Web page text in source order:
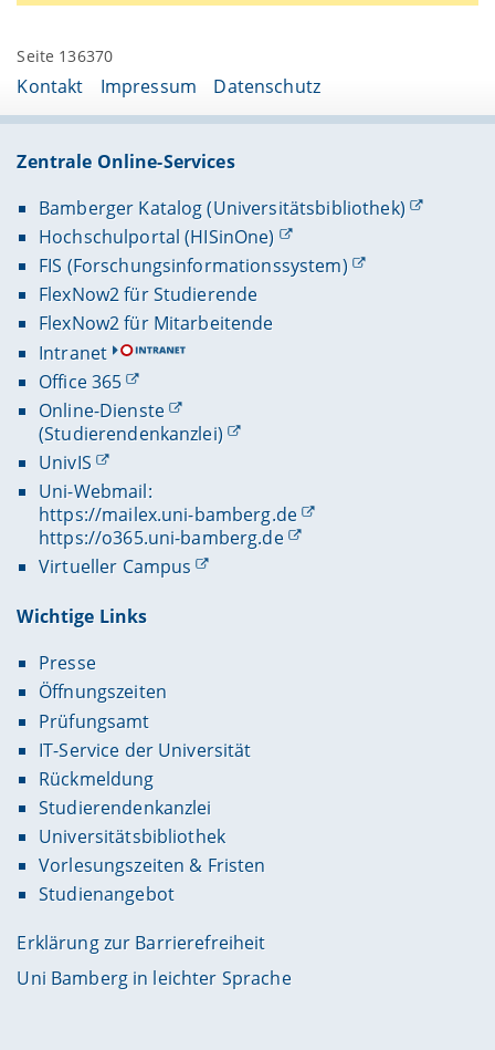
Seite 136370
Kontakt Impressum Datenschutz
Zentrale Online-Services
Bamberger Katalog (Universitätsbibliothek)
Hochschulportal (HISinOne)
FIS (Forschungsinformationssystem)
FlexNow2 für Studierende
FlexNow2 für Mitarbeitende
Intranet
Office 365
Online-Dienste
(Studierendenkanzlei)
UnivIS
Uni-Webmail:
https://mailex.uni-bamberg.de
https://o365.uni-bamberg.de
Virtueller Campus
Wichtige Links
Presse
Öffnungszeiten
Prüfungsamt
IT-Service der Universität
Rückmeldung
Studierendenkanzlei
Universitätsbibliothek
Vorlesungszeiten & Fristen
Studienangebot
Erklärung zur Barrierefreiheit
Uni Bamberg in leichter Sprache